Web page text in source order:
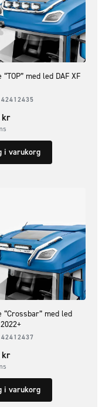
“TOP” med led DAF XF
42412435
kr
i varukorg
“Crossbar” med led
42412437
kr
i varukorg